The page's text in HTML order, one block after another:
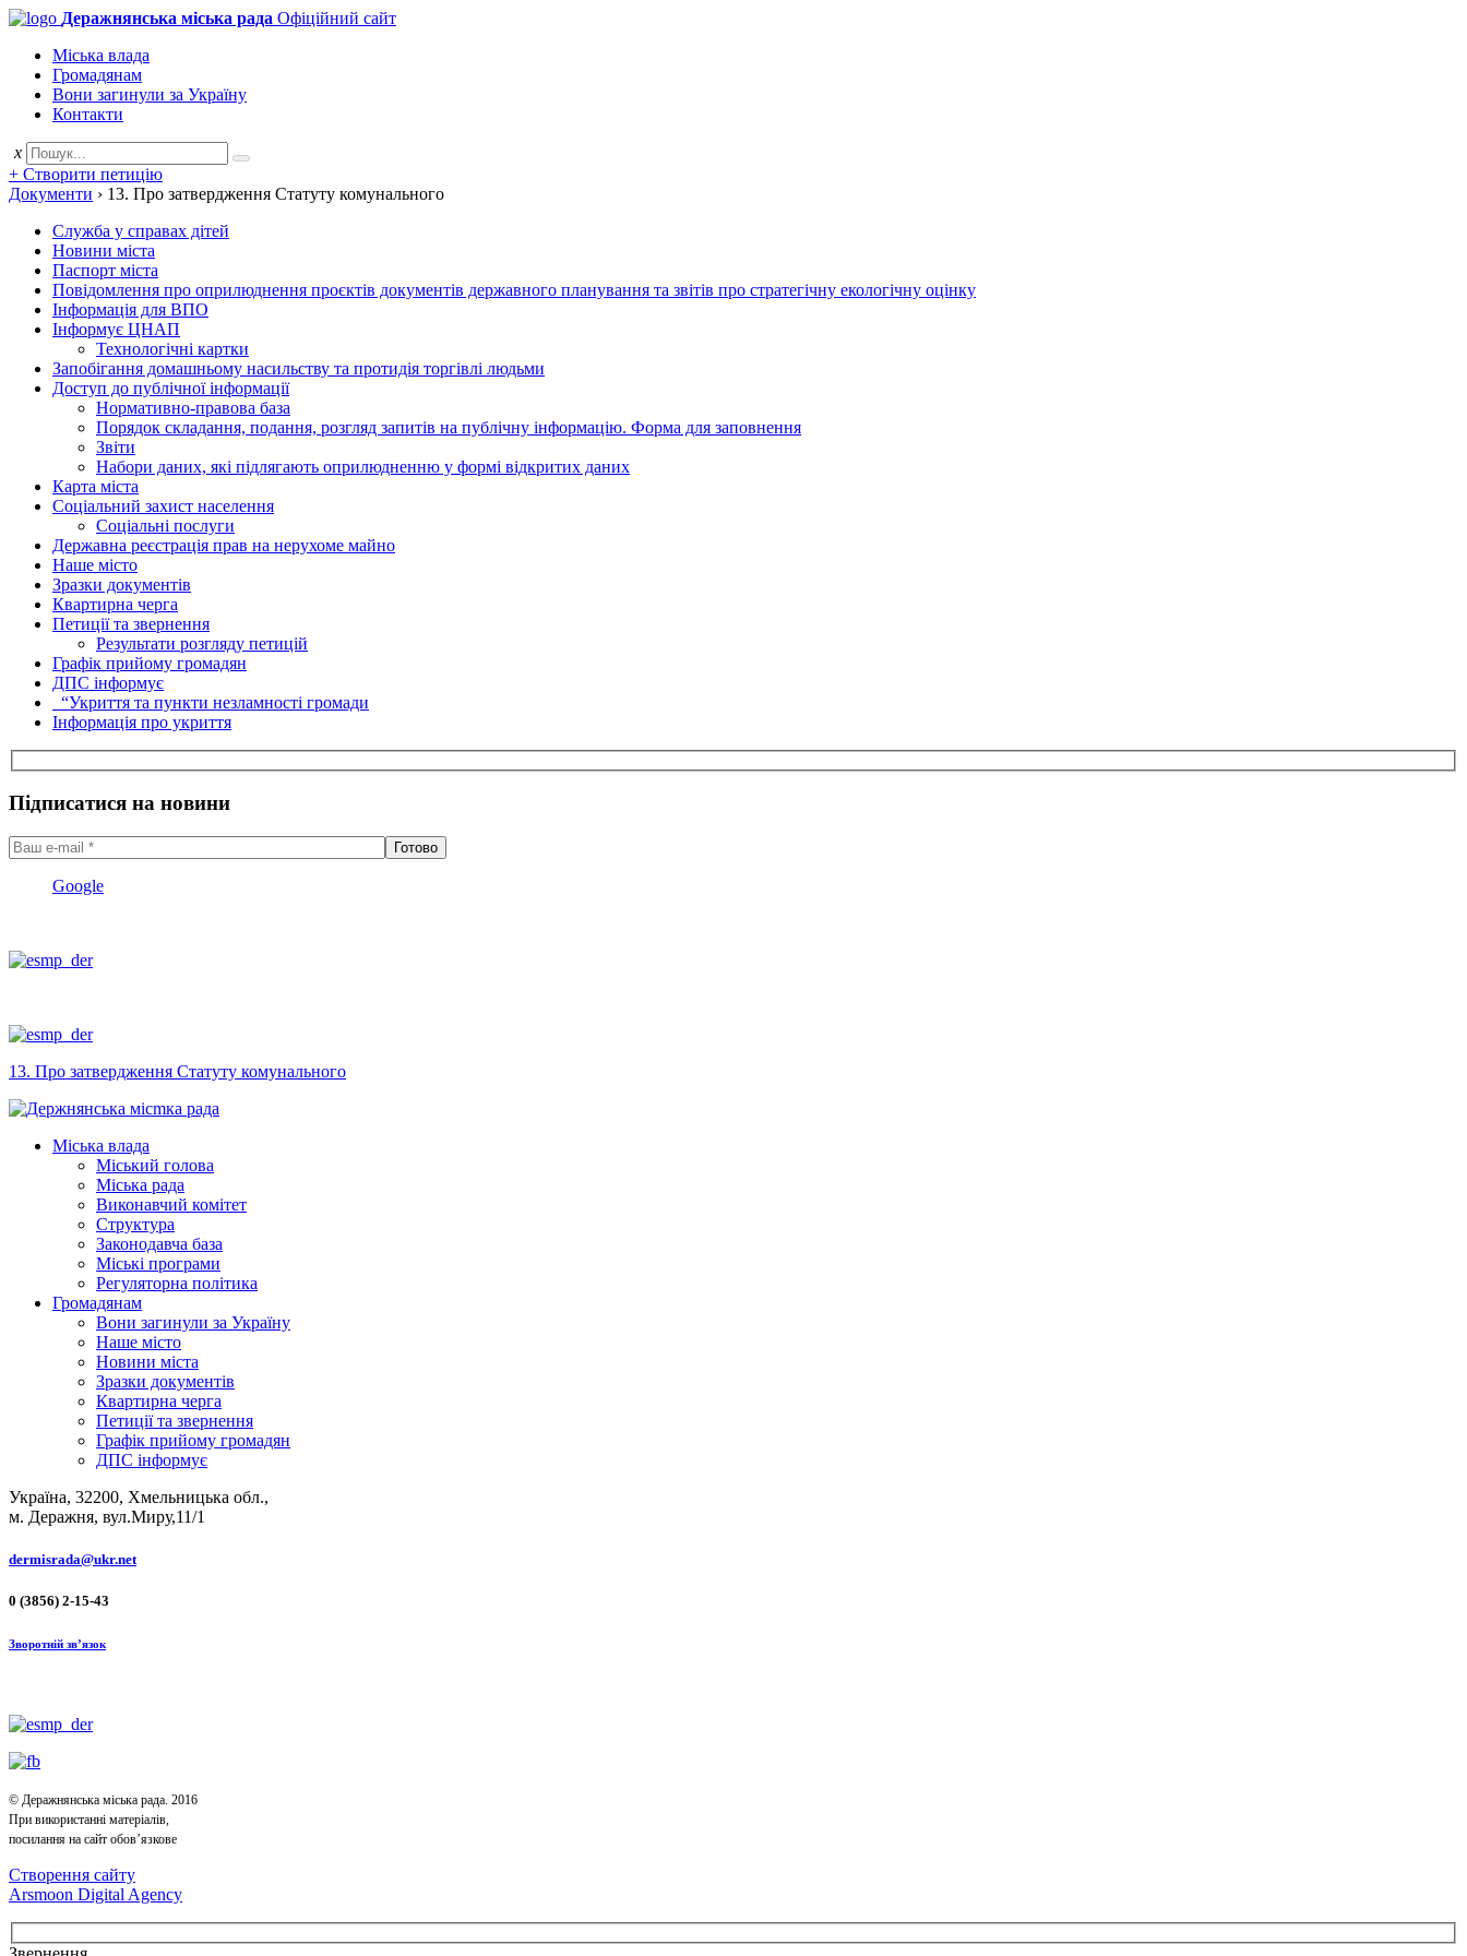
Деражнянська міська рада Офіційний сайт
Міська влада
Громадянам
Вони загинули за Україну
Контакти
x
+ Створити петицію
Документи › 13. Про затвердження Статуту комунального
Служба у справах дітей
Новини міста
Паспорт міста
Повідомлення про оприлюднення проєктів документів державного планування та звітів про стратегічну екологічну оцінку
Інформація для ВПО
Інформує ЦНАП
Технологічні картки
Запобігання домашньому насильству та протидія торгівлі людьми
Доступ до публічної інформації
Нормативно-правова база
Порядок складання, подання, розгляд запитів на публічну інформацію. Форма для заповнення
Звіти
Набори даних, які підлягають оприлюдненню у формі відкритих даних
Карта міста
Соціальний захист населення
Соціальні послуги
Державна реєстрація прав на нерухоме майно
Наше місто
Зразки документів
Квартирна черга
Петиції та звернення
Результати розгляду петицій
Графік прийому громадян
ДПС інформує
“Укриття та пункти незламності громади
Інформація про укриття
Підписатися на новини
Google
13. Про затвердження Статуту комунального
Міська влада
Міський голова
Міська рада
Виконавчий комітет
Структура
Законодавча база
Міські програми
Регуляторна політика
Громадянам
Вони загинули за Україну
Наше місто
Новини міста
Зразки документів
Квартирна черга
Петиції та звернення
Графік прийому громадян
ДПС інформує
Україна, 32200, Хмельницька обл.,
м. Деражня, вул.Миру,11/1
dermisrada@ukr.net
0 (3856) 2-15-43
Зворотній зв’язок
© Деражнянська міська рада. 2016
При використанні матеріалів,
посилання на сайт обов’язкове
Створення сайту
Arsmoon Digital Agency